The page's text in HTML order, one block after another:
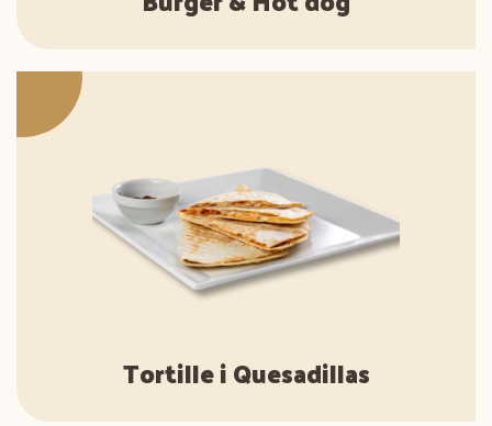
Tortille i Quesadillas